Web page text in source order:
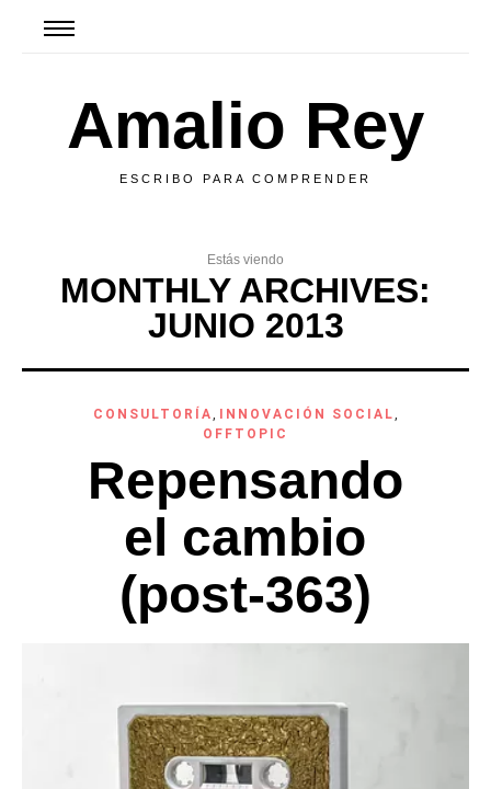
Amalio Rey
ESCRIBO PARA COMPRENDER
Estás viendo
MONTHLY ARCHIVES:
JUNIO 2013
CONSULTORÍA, INNOVACIÓN SOCIAL,
OFFTOPIC
Repensando
el cambio
(post-363)